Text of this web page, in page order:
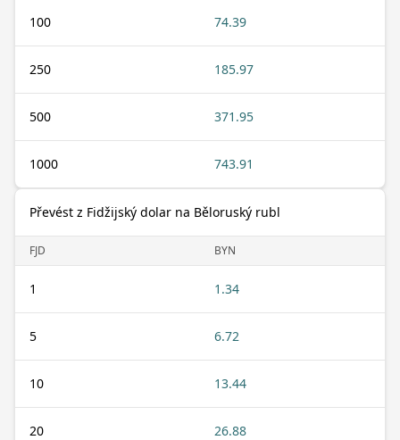
100 74.39
250 185.97
500 371.95
1000 743.91
Převést z Fidžijský dolar na Běloruský rubl
FJD BYN
1 1.34
5 6.72
10 13.44
20 26.88